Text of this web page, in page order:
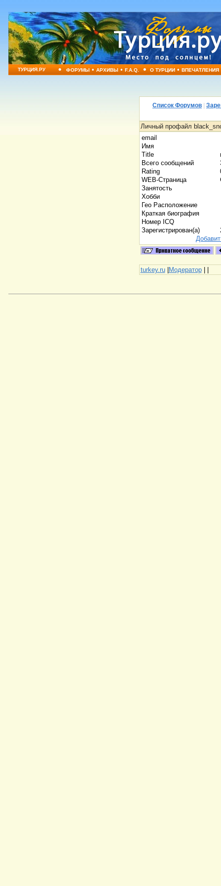
ТУРЦИЯ.РУ • ФОРУМЫ•АРХИВЫ•F.A.Q. • О ТУРЦИИ•ВПЕЧАТЛЕНИЯ
Список Форумов
Личный профайл
email
Имя
Title
Всего сообщений
Rating
WEB-Страница
Занятость
Хобби
Гео Расположение
Краткая биография
Номер ICQ
Зарегистрирован(а)
turkey.ru|Модератор| |